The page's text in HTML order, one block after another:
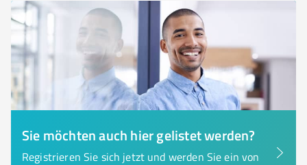
Sie möchten auch hier gelistet werden?
Registrieren Sie sich jetzt und werden Sie ein von